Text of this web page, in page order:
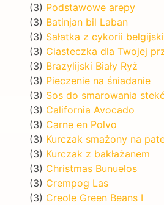
(3) Podstawowe arepy
(3) Batinjan bil Laban
(3) Sałatka z cykorii
(3) Ciasteczka dla Twojej
(3) Brazylijski Biały Ryż
(3) Pieczenie na śniadanie
(3) Sos do smarowania
(3) California Avocado
(3) Carne en Polvo
(3) Kurczak smażony na
(3) Kurczak z bakłażanem
(3) Christmas Bunuelos
(3) Crempog Las
(3) Creole Green Beans I